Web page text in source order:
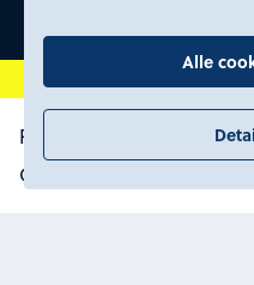
Alle
Proclaimer en
Certificeringen